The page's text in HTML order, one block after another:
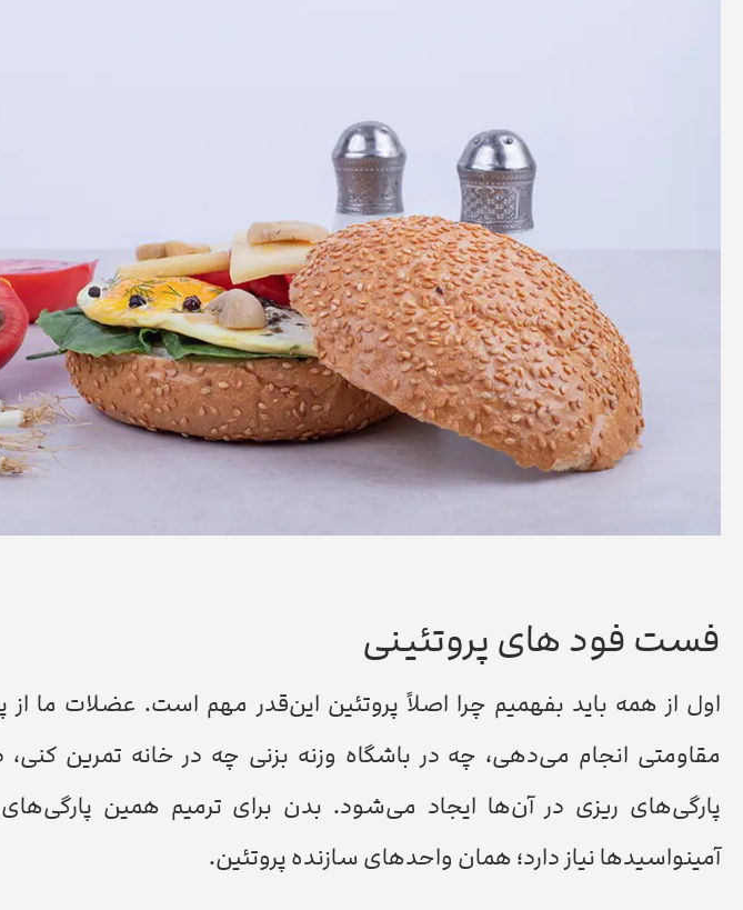
فست فود های پروتئینی
اول از همه باید بفهمیم چرا اصلاً پروتئین این‌قدر مهم است. عضلات ما
مقاومتی انجام می‌دهی، چه در باشگاه وزنه بزنی چه در خانه تمرین
پارگی‌های ریزی در آن‌ها ایجاد می‌شود. بدن برای ترمیم همین
آمینواسیدها نیاز دارد؛ همان واحدهای سازنده پروتئین.